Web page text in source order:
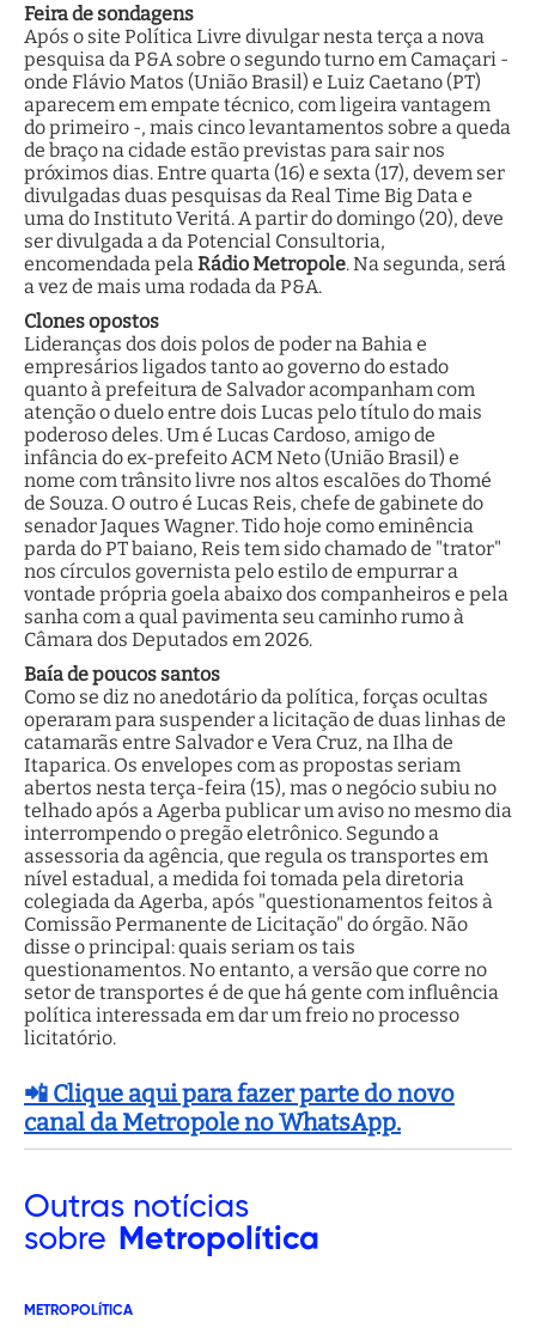
Feira de sondagens
Após o site Política Livre divulgar nesta terça a nova
pesquisa da P&A sobre o segundo turno em Camaçari -
onde Flávio Matos (União Brasil) e Luiz Caetano (PT)
aparecem em empate técnico, com ligeira vantagem
do primeiro -, mais cinco levantamentos sobre a queda
de braço na cidade estão previstas para sair nos
próximos dias. Entre quarta (16) e sexta (17), devem ser
divulgadas duas pesquisas da Real Time Big Data e
uma do Instituto Veritá. A partir do domingo (20), deve
ser divulgada a da Potencial Consultoria,
encomendada pela Rádio Metropole. Na segunda, será
a vez de mais uma rodada da P&A.
Clones opostos
Lideranças dos dois polos de poder na Bahia e
empresários ligados tanto ao governo do estado
quanto à prefeitura de Salvador acompanham com
atenção o duelo entre dois Lucas pelo título do mais
poderoso deles. Um é Lucas Cardoso, amigo de
infância do ex-prefeito ACM Neto (União Brasil) e
nome com trânsito livre nos altos escalões do Thomé
de Souza. O outro é Lucas Reis, chefe de gabinete do
senador Jaques Wagner. Tido hoje como eminência
parda do PT baiano, Reis tem sido chamado de "trator"
nos círculos governista pelo estilo de empurrar a
vontade própria goela abaixo dos companheiros e pela
sanha com a qual pavimenta seu caminho rumo à
Câmara dos Deputados em 2026.
Baía de poucos santos
Como se diz no anedotário da política, forças ocultas
operaram para suspender a licitação de duas linhas de
catamarãs entre Salvador e Vera Cruz, na Ilha de
Itaparica. Os envelopes com as propostas seriam
abertos nesta terça-feira (15), mas o negócio subiu no
telhado após a Agerba publicar um aviso no mesmo dia
interrompendo o pregão eletrônico. Segundo a
assessoria da agência, que regula os transportes em
nível estadual, a medida foi tomada pela diretoria
colegiada da Agerba, após "questionamentos feitos à
Comissão Permanente de Licitação" do órgão. Não
disse o principal: quais seriam os tais
questionamentos. No entanto, a versão que corre no
setor de transportes é de que há gente com influência
política interessada em dar um freio no processo
licitatório.
📲 Clique aqui para fazer parte do novo
canal da Metropole no WhatsApp.
Outras notícias
sobre Metropolítica
METROPOLÍTICA